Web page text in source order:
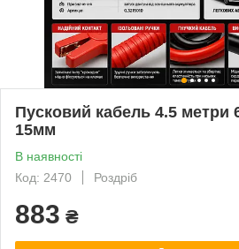
Пусковий кабель 4.5 метри
15мм
В наявності
Код: 2470
Роздріб
883 ₴